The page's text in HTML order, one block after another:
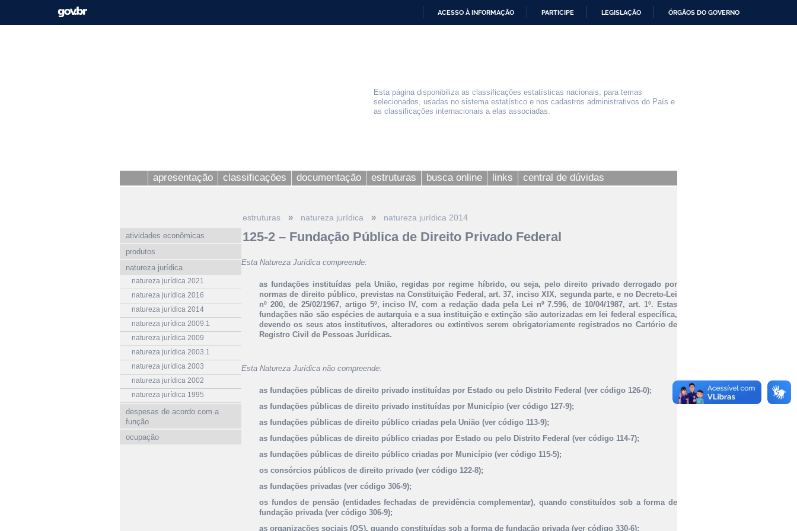
ACESSO À INFORMAÇÃO PARTICIPE LEGISLAÇÃO ÓRGÃOS DO GOVERNO
Esta página disponibiliza as classificações estatísticas nacionais, para temas
selecionados, usadas no sistema estatístico e nos cadastros administrativos do País e
as classificações internacionais a elas associadas.
apresentação classificações documentação estruturas busca online links central de dúvidas
atividades econômicas
produtos
natureza jurídica
natureza jurídica 2021
natureza jurídica 2016
natureza jurídica 2014
natureza jurídica 2009.1
natureza jurídica 2009
natureza jurídica 2003.1
natureza jurídica 2003
natureza jurídica 2002
natureza jurídica 1995
despesas de acordo com a
função
ocupação
estruturas » natureza jurídica » natureza jurídica 2014
125-2 – Fundação Pública de Direito Privado Federal
Esta Natureza Jurídica compreende:
as fundações instituídas pela União, regidas por regime híbrido, ou seja, pelo direito privado derrogado por
normas de direito público, previstas na Constituição Federal, art. 37, inciso XIX, segunda parte, e no Decreto-Lei
nº 200, de 25/02/1967, artigo 5º, inciso IV, com a redação dada pela Lei nº 7.596, de 10/04/1987, art. 1º. Estas
fundações não são espécies de autarquia e a sua instituição e extinção são autorizadas em lei federal específica,
devendo os seus atos institutivos, alteradores ou extintivos serem obrigatoriamente registrados no Cartório de
Registro Civil de Pessoas Jurídicas.
Esta Natureza Jurídica não compreende:
as fundações públicas de direito privado instituídas por Estado ou pelo Distrito Federal (ver código 126-0);
as fundações públicas de direito privado instituídas por Município (ver código 127-9);
as fundações públicas de direito público criadas pela União (ver código 113-9);
as fundações públicas de direito público criadas por Estado ou pelo Distrito Federal (ver código 114-7);
as fundações públicas de direito público criadas por Município (ver código 115-5);
os consórcios públicos de direito privado (ver código 122-8);
as fundações privadas (ver código 306-9);
os fundos de pensão (entidades fechadas de previdência complementar), quando constituídos sob a forma de
fundação privada (ver código 306-9);
as organizações sociais (OS), quando constituídas sob a forma de fundação privada (ver código 330-6);